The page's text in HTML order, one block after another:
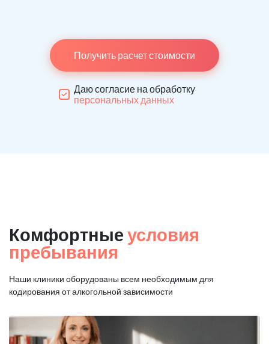
Получить расчет стоимости
Даю согласие на обработку
персональных данных
Комфортные условия
пребывания
Наши клиники оборудованы всем необходимым для
кодирования от алкогольной зависимости